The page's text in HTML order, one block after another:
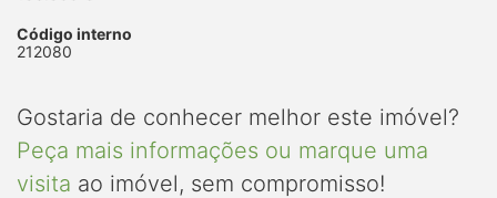
Código interno
212080
Gostaria de conhecer melhor este imóvel?
Peça mais informações ou marque uma
visita ao imóvel, sem compromisso!